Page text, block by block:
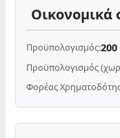
Οικονομικά
Προϋπολογισμός:200
Προϋπολογισμός
Φορέας